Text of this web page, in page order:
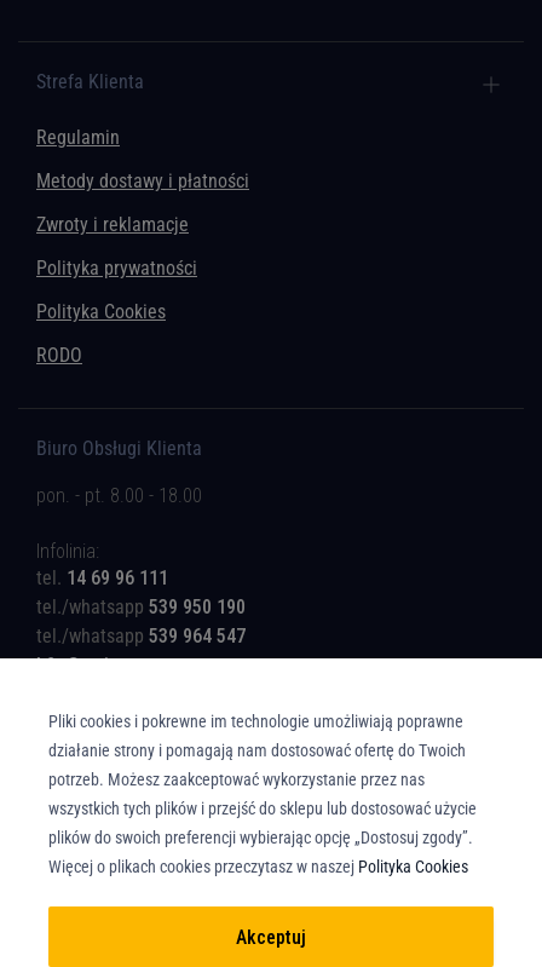
Strefa Klienta
Regulamin
Metody dostawy i płatności
Zwroty i reklamacje
Polityka prywatności
Polityka Cookies
RODO
Biuro Obsługi Klienta
pon. - pt. 8.00 - 18.00
Infolinia:
tel. 14 69 96 111
tel./whatsapp 539 950 190
tel./whatsapp 539 964 547
b2c@rotinger.com
Copyright © Union Parts Sp. z o.o. - Wszelkie prawa zastrzeżone. All rights
reserved.
Pliki cookies i pokrewne im technologie umożliwiają poprawne
działanie strony i pomagają nam dostosować ofertę do Twoich
potrzeb. Możesz zaakceptować wykorzystanie przez nas
wszystkich tych plików i przejść do sklepu lub dostosować użycie
plików do swoich preferencji wybierając opcję „Dostosuj zgody”.
Więcej o plikach cookies przeczytasz w naszej Polityka Cookies
Akceptuj